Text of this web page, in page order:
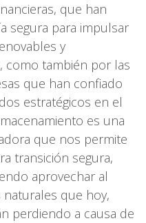
que han
segura para impulsar
y
como también por las
que han confiado
estratégicos en el
es una
que nos permite
transición segura,
aprovechar al
que hoy,
perdiendo a causa de